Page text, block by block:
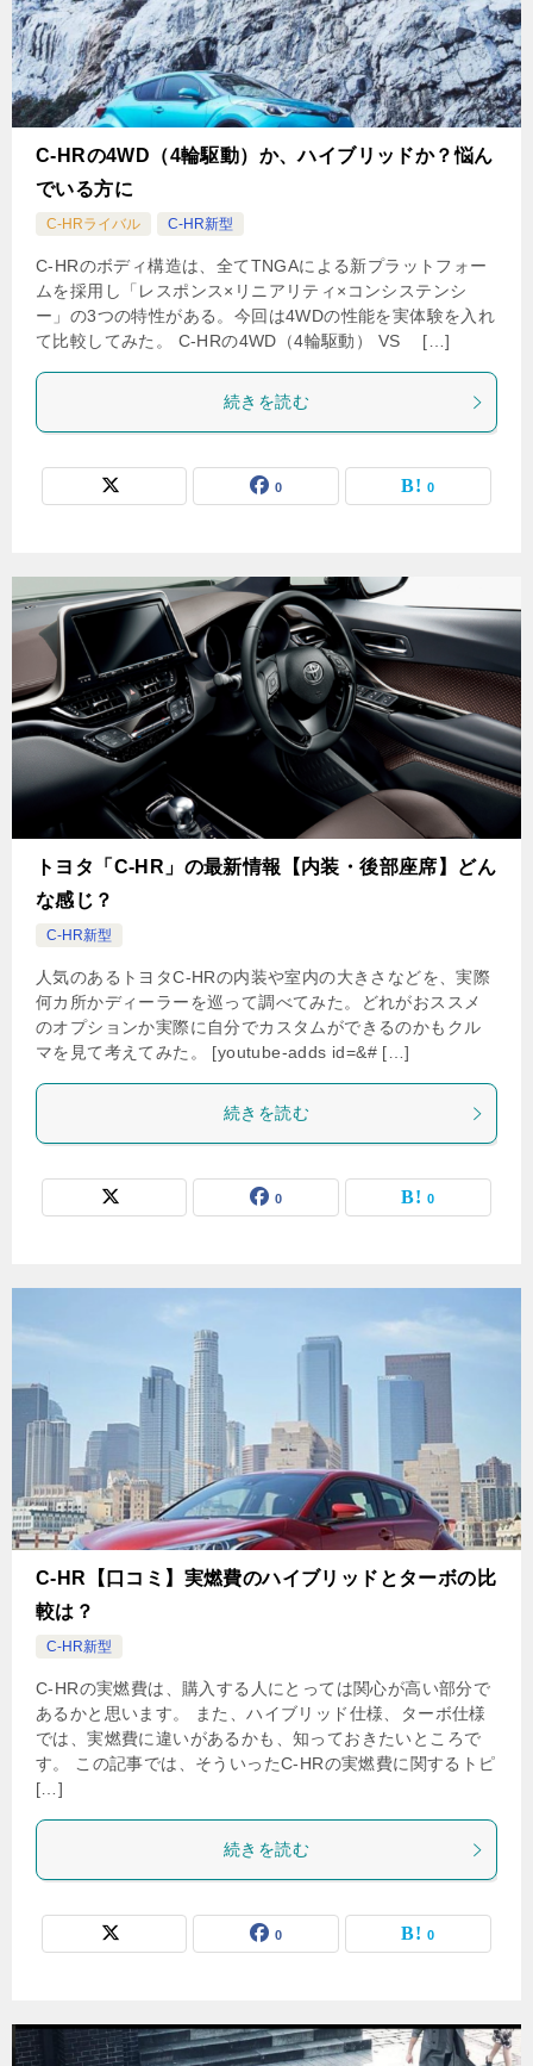
C-HRの4WD（4輪駆動）か、ハイブリッドか？悩ん
でいる方に
C-HRライバル C-HR新型
C-HRのボディ構造は、全てTNGAによる新プラットフォー
ムを採用し「レスポンス×リニアリティ×コンシステンシ
ー」の3つの特性がある。今回は4WDの性能を実体験を入れ
て比較してみた。 C-HRの4WD（4輪駆動） VS […]
続きを読む
0 0
トヨタ「C-HR」の最新情報【内装・後部座席】どん
な感じ？
C-HR新型
人気のあるトヨタC-HRの内装や室内の大きさなどを、実際
何カ所かディーラーを巡って調べてみた。どれがおススメ
のオプションか実際に自分でカスタムができるのかもクル
マを見て考えてみた。 [youtube-adds id=&# […]
続きを読む
0 0
C-HR【口コミ】実燃費のハイブリッドとターボの比
較は？
C-HR新型
C-HRの実燃費は、購入する人にとっては関心が高い部分で
あるかと思います。 また、ハイブリッド仕様、ターボ仕様
では、実燃費に違いがあるかも、知っておきたいところで
す。 この記事では、そういったC-HRの実燃費に関するトピ
[…]
続きを読む
0 0